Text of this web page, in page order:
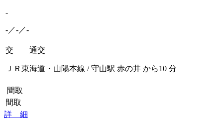
-
-／-／-
交 通交
ＪＲ東海道・山陽本線 / 守山駅 赤の井 から10 分
間取
間取
詳 細